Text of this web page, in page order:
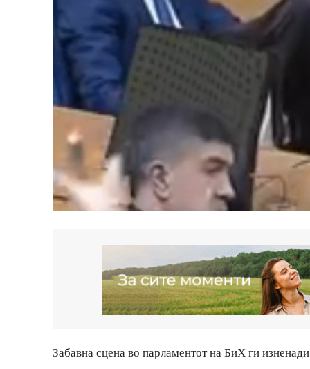
Забавна сцена во парламентот на БиХ ги